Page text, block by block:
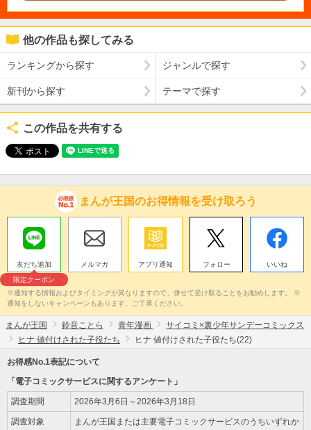
他の作品も探してみる
ランキングから探す ジャンルで探す
新刊から探す テーマで探す
この作品を共有する
まんが王国のお得情報を受け取ろう
友だち追加
限定クーポン
メルマガ アプリ通知 フォロー いいね
※通知する情報およびタイミングが異なりますので、併せて受け取ることをお勧めします。 ※
通知をしないキャンペーンもあります。ご了承ください。
まんが王国 鈴音ことら 青年漫画
サイコミ×裏少年サンデーコミックス
ヒナ 値付けされた子役たち
ヒナ 値付けされた子役たち(22)
お得感No.1表記について
「電子コミックサービスに関するアンケート」
調査期間 2026年3月6日～2026年3月18日
調査対象
まんが王国または主要電子コミックサービスのうちいずれか